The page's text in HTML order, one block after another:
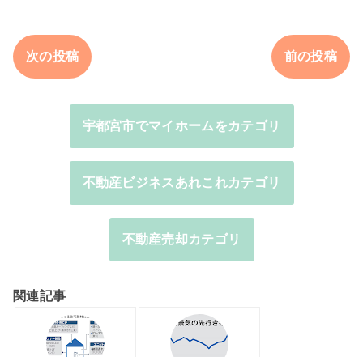
次の投稿 前の投稿
宇都宮市でマイホームをカテゴリ
不動産ビジネスあれこれカテゴリ
不動産売却カテゴリ
関連記事